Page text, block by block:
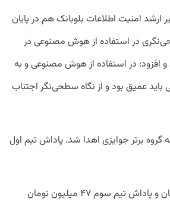
امنیت اطلاعات بلوبانک هم در پایان
در استفاده از هوش مصنوعی در
و افزود: در استفاده از هوش مصنوعی و به
عمیق بود و از نگاه سطحی‌نگر اجتناب
گروه برتر جوایزی اهدا شد. پاداش تیم اول
تیم دوم ۸۵ میلیون تومان و پاداش تیم سوم ۴۷ میلیون تومان